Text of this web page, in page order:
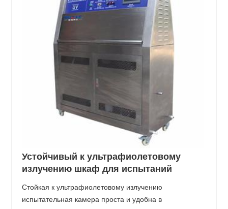
Устойчивый к ультрафиолетовому
излучению шкаф для испытаний
Стойкая к ультрафиолетовому излучению
испытательная камера проста и удобна в